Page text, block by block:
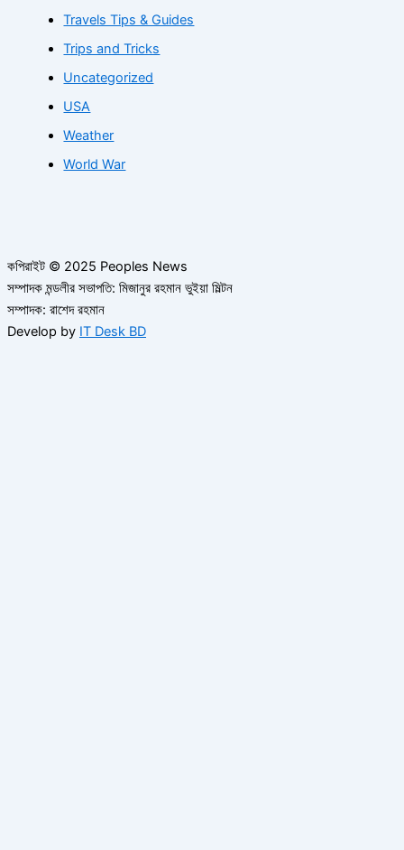
Travels Tips & Guides
Trips and Tricks
Uncategorized
USA
Weather
World War
কপিরাইট © 2025 Peoples News
সম্পাদক মন্ডলীর সভাপতি: মিজানুর রহমান ভুইয়া মিল্টন
সম্পাদক: রাশেদ রহমান
Develop by IT Desk BD